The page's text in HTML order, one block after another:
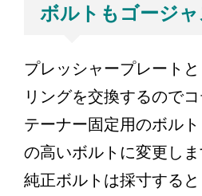
ボルトもゴージ
プレッシャープレート
リングを交換するので
テーナー固定用のボル
の高いボルトに変更しま
純正ボルトは採寸する